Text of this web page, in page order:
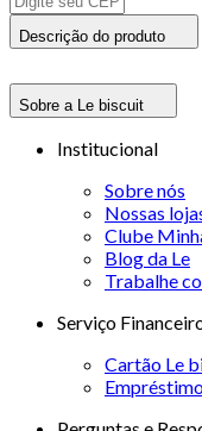
Descrição do produto
Sobre a Le biscuit
Institucional
Sobre nós
Nossas
Clube
Blog da Le
Trabalhe
Serviço
Cartão Le